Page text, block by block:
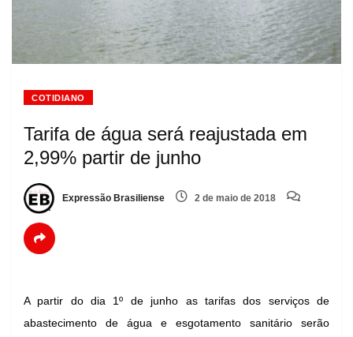
COTIDIANO
Tarifa de água será reajustada em
2,99% partir de junho
Expressão Brasiliense 2 de maio de 2018
A partir do dia 1º de junho as tarifas dos serviços de
abastecimento de água e esgotamento sanitário serão